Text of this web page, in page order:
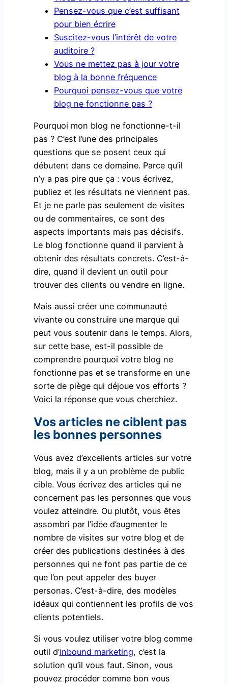
Pensez-vous que c’est suffisant
pour bien écrire
Suscitez-vous l’intérêt de votre
auditoire ?
Vous ne mettez pas à jour votre
blog à la bonne fréquence
Pourquoi pensez-vous que votre
blog ne fonctionne pas ?
Pourquoi mon blog ne fonctionne-t-il
pas ? C’est l’une des principales
questions que se posent ceux qui
débutent dans ce domaine. Parce qu’il
n’y a pas pire que ça : vous écrivez,
publiez et les résultats ne viennent pas.
Et je ne parle pas seulement de visites
ou de commentaires, ce sont des
aspects importants mais pas décisifs.
Le blog fonctionne quand il parvient à
obtenir des résultats concrets. C’est-à-
dire, quand il devient un outil pour
trouver des clients ou vendre en ligne.
Mais aussi créer une communauté
vivante ou construire une marque qui
peut vous soutenir dans le temps. Alors,
sur cette base, est-il possible de
comprendre pourquoi votre blog ne
fonctionne pas et se transforme en une
sorte de piège qui déjoue vos efforts ?
Voici la réponse que vous cherchiez.
Vos articles ne ciblent pas
les bonnes personnes
Vous avez d’excellents articles sur votre
blog, mais il y a un problème de public
cible. Vous écrivez des articles qui ne
concernent pas les personnes que vous
voulez atteindre. Ou plutôt, vous êtes
assombri par l’idée d’augmenter le
nombre de visites sur votre blog et de
créer des publications destinées à des
personnes qui ne font pas partie de ce
que l’on peut appeler des buyer
personas. C’est-à-dire, des modèles
idéaux qui contiennent les profils de vos
clients potentiels.
Si vous voulez utiliser votre blog comme
outil d’inbound marketing, c’est la
solution qu’il vous faut. Sinon, vous
pouvez procéder comme bon vous